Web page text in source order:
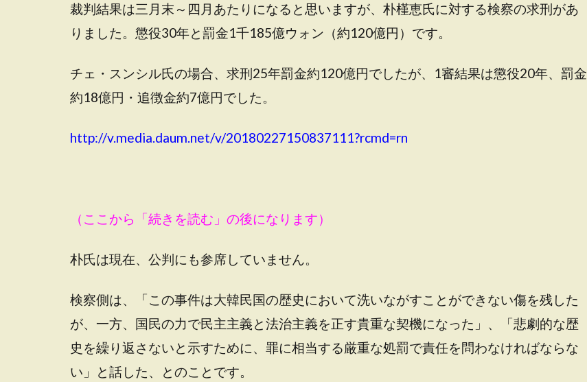
裁判結果は三月末～四月あたりになると思いますが、朴槿恵氏に対する検察の求刑があ
りました。懲役30年と罰金1千185億ウォン（約120億円）です。
チェ・スンシル氏の場合、求刑25年罰金約120億円でしたが、1審結果は懲役20年、罰金
約18億円・追徴金約7億円でした。
http://v.media.daum.net/v/20180227150837111?rcmd=rn
（ここから「続きを読む」の後になります）
朴氏は現在、公判にも参席していません。
検察側は、「この事件は大韓民国の歴史において洗いながすことができない傷を残した
が、一方、国民の力で民主主義と法治主義を正す貴重な契機になった」、「悲劇的な歴
史を繰り返さないと示すために、罪に相当する厳重な処罰で責任を問わなければならな
い」と話した、とのことです。